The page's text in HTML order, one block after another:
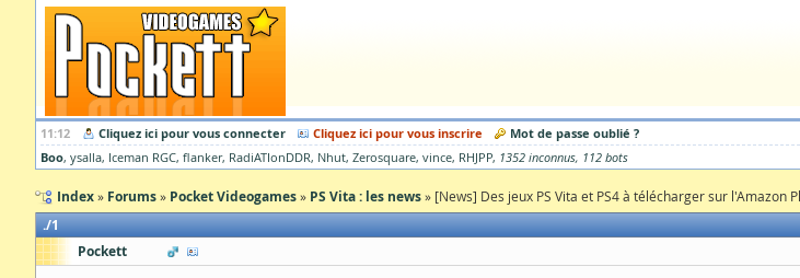
11:12 Cliquez ici pour vous connecter Cliquez ici pour vous inscrire
Mot de passe oublié ?
Boo ysalla Iceman RGC flanker RadiATIonDDR Nhut Zerosquare vince RHJPP 1352 inconnus 112 bots
Index Forums Pocket Videogames PS Vita : les news [News] Des jeux PS Vita et PS4 à télécharger sur l'Amazon
1
Pockett